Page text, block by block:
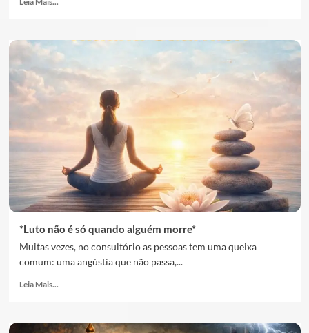
*Luto não é só quando alguém morre*
Muitas vezes, no consultório as pessoas tem uma queixa
comum: uma angústia que não passa,...
Leia Mais...